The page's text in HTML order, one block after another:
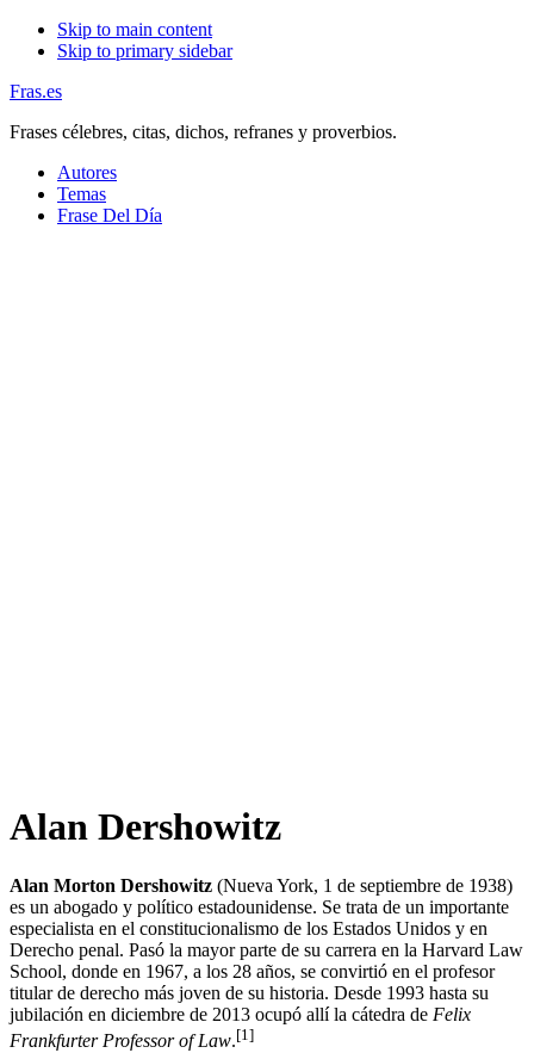
Skip to main content
Skip to primary sidebar
Fras.es
Frases célebres, citas, dichos, refranes y proverbios.
Autores
Temas
Frase Del Día
Alan Dershowitz
Alan Morton Dershowitz (Nueva York, 1 de septiembre de 1938)
es un abogado y político estadounidense. Se trata de un importante
especialista en el constitucionalismo de los Estados Unidos y en
Derecho penal.​ Pasó la mayor parte de su carrera en la Harvard Law
School, donde en 1967, a los 28 años, se convirtió en el profesor
titular de derecho más joven de su historia. Desde 1993 hasta su
jubilación en diciembre de 2013 ocupó allí la cátedra de Felix
Frankfurter Professor of Law.[1 ]